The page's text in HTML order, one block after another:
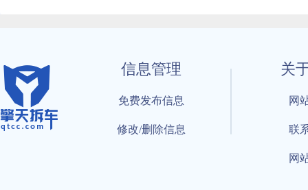
信息管理
免费发布信息
修改/删除信息
关
网
联
网